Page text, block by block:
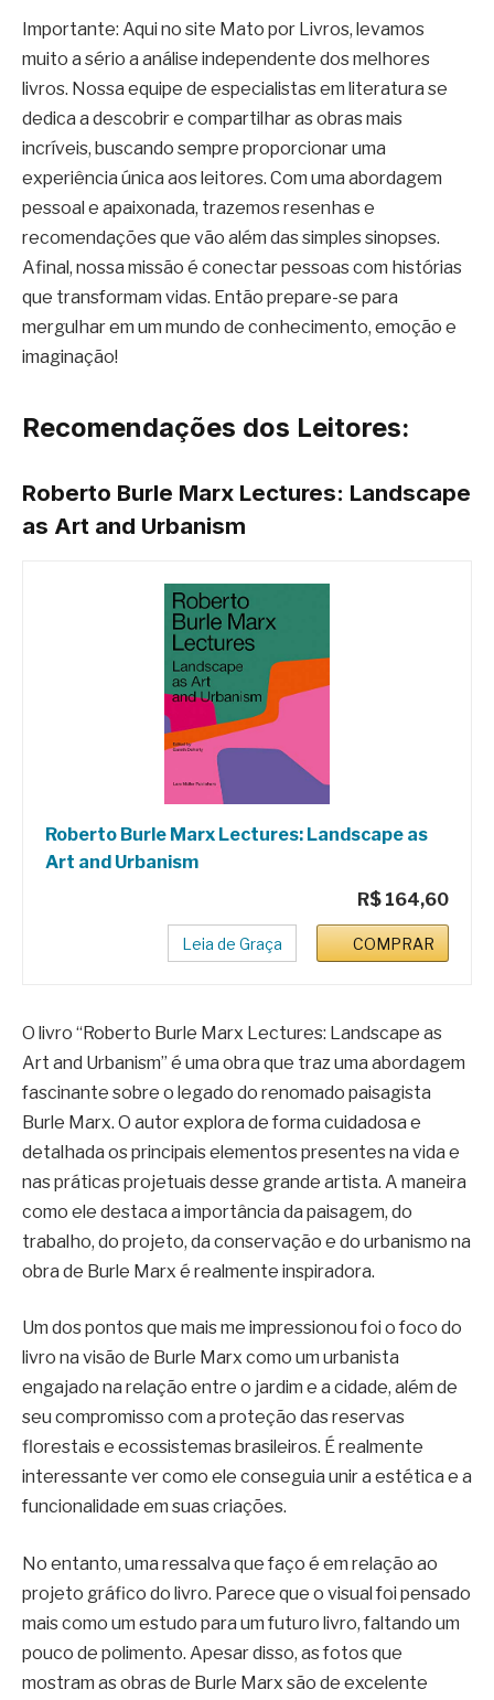
Importante: Aqui no site Mato por Livros, levamos
muito a sério a análise independente dos melhores
livros. Nossa equipe de especialistas em literatura se
dedica a descobrir e compartilhar as obras mais
incríveis, buscando sempre proporcionar uma
experiência única aos leitores. Com uma abordagem
pessoal e apaixonada, trazemos resenhas e
recomendações que vão além das simples sinopses.
Afinal, nossa missão é conectar pessoas com histórias
que transformam vidas. Então prepare-se para
mergulhar em um mundo de conhecimento, emoção e
imaginação!
Recomendações dos Leitores:
Roberto Burle Marx Lectures: Landscape
as Art and Urbanism
Roberto Burle Marx Lectures: Landscape as
Art and Urbanism
R$ 164,60
Leia de Graça COMPRAR
O livro “Roberto Burle Marx Lectures: Landscape as
Art and Urbanism” é uma obra que traz uma abordagem
fascinante sobre o legado do renomado paisagista
Burle Marx. O autor explora de forma cuidadosa e
detalhada os principais elementos presentes na vida e
nas práticas projetuais desse grande artista. A maneira
como ele destaca a importância da paisagem, do
trabalho, do projeto, da conservação e do urbanismo na
obra de Burle Marx é realmente inspiradora.
Um dos pontos que mais me impressionou foi o foco do
livro na visão de Burle Marx como um urbanista
engajado na relação entre o jardim e a cidade, além de
seu compromisso com a proteção das reservas
florestais e ecossistemas brasileiros. É realmente
interessante ver como ele conseguia unir a estética e a
funcionalidade em suas criações.
No entanto, uma ressalva que faço é em relação ao
projeto gráfico do livro. Parece que o visual foi pensado
mais como um estudo para um futuro livro, faltando um
pouco de polimento. Apesar disso, as fotos que
mostram as obras de Burle Marx são de excelente